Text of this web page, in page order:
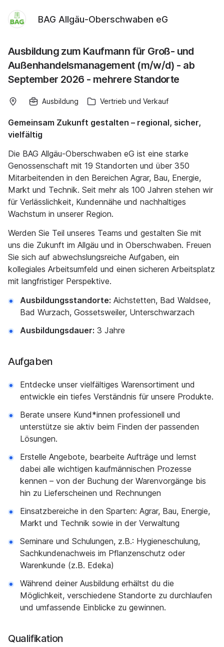
BAG Allgäu-Oberschwaben eG
Ausbildung zum Kaufmann für Groß- und
Außenhandelsmanagement (m/w/d) - ab
September 2026 - mehrere Standorte
Ausbildung Vertrieb und Verkauf
Gemeinsam Zukunft gestalten – regional, sicher,
vielfältig
Die BAG Allgäu-Oberschwaben eG ist eine starke
Genossenschaft mit 19 Standorten und über 350
Mitarbeitenden in den Bereichen Agrar, Bau, Energie,
Markt und Technik. Seit mehr als 100 Jahren stehen wir
für Verlässlichkeit, Kundennähe und nachhaltiges
Wachstum in unserer Region.
Werden Sie Teil unseres Teams und gestalten Sie mit
uns die Zukunft im Allgäu und in Oberschwaben. Freuen
Sie sich auf abwechslungsreiche Aufgaben, ein
kollegiales Arbeitsumfeld und einen sicheren Arbeitsplatz
mit langfristiger Perspektive.
Ausbildungsstandorte: Aichstetten, Bad Waldsee,
Bad Wurzach, Gossetsweiler, Unterschwarzach
Ausbildungsdauer: 3 Jahre
Aufgaben
Entdecke unser vielfältiges Warensortiment und
entwickle ein tiefes Verständnis für unsere Produkte.
Berate unsere Kund*innen professionell und
unterstütze sie aktiv beim Finden der passenden
Lösungen.
Erstelle Angebote, bearbeite Aufträge und lernst
dabei alle wichtigen kaufmännischen Prozesse
kennen – von der Buchung der Warenvorgänge bis
hin zu Lieferscheinen und Rechnungen
Einsatzbereiche in den Sparten: Agrar, Bau, Energie,
Markt und Technik sowie in der Verwaltung
Seminare und Schulungen, z.B.: Hygieneschulung,
Sachkundenachweis im Pflanzenschutz oder
Warenkunde (z.B. Edeka)
Während deiner Ausbildung erhältst du die
Möglichkeit, verschiedene Standorte zu durchlaufen
und umfassende Einblicke zu gewinnen.
Qualifikation